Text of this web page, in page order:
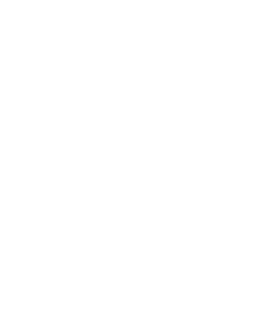
a tu ritmo de vida sin causar molestias.
El
elimina el problema de quedarte sin tu rutina a